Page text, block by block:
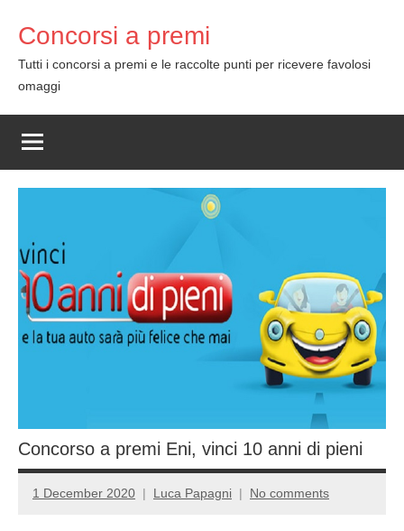
content
Concorsi a premi
Tutti i concorsi a premi e le raccolte punti per ricevere favolosi
omaggi
Concorso a premi Eni, vinci 10 anni di pieni
1 December 2020 Luca Papagni No comments